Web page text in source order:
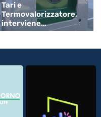
Tari e
Termovalorizzatore,
interviene
Confartigianato